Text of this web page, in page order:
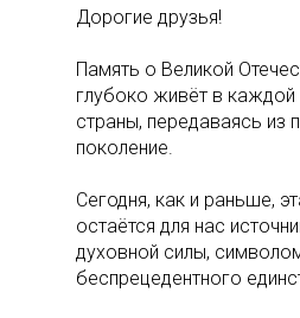
Дорогие друзья!
Память о Великой
глубоко живёт в
страны, передаваясь из
поколение.
Сегодня, как и раньше,
остаётся для нас
духовной силы,
беспрецедентного